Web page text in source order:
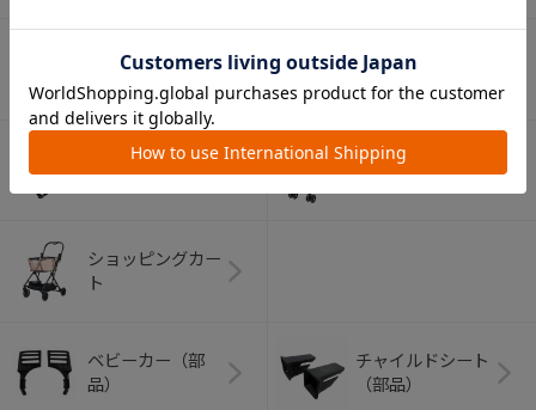
オーラルケア
ベビートイ
アウトドアグッズ
ペット用品
ショッピングカー
ト
ベビーカー（部
品）
チャイルドシート
（部品）